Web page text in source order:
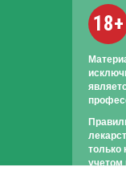
18+
только
учетом